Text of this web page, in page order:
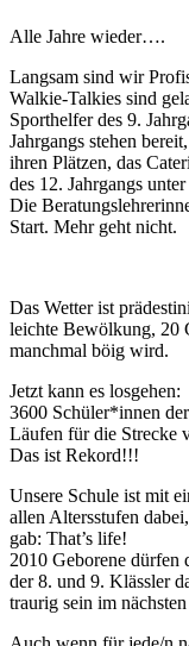
Alle Jahre wieder….
Langsam sind wir
Walkie-Talkies sind
Sporthelfer des 9.
Jahrgangs stehen
ihren Plätzen, das
des 12. Jahrgangs
Die
Start. Mehr geht nicht.
Das Wetter ist
leichte Bewölkung, 20
manchmal böig wird.
Jetzt kann es losgehen:
3600 Schüler*innen
Läufen für die Strecke
Das ist Rekord!!!
Unsere Schule ist mit
allen Altersstufen
gab: That’s life!
2010 Geborene dürfen
der 8. und 9. Klässler
traurig sein im